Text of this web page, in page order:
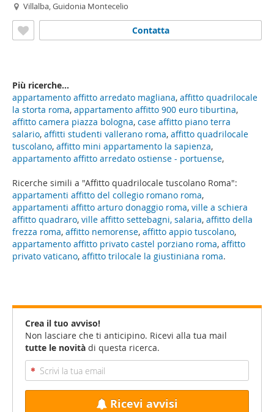
Ricerche simili a "Affitto quadrilocale tuscolano Roma":
appartamenti affitto del collegio romano roma,
appartamenti affitto arturo donaggio roma, ville a schiera
affitto quadraro, ville affitto settebagni, salaria, affitto della
frezza roma, affitto nemorense, affitto appio tuscolano,
appartamento affitto privato castel porziano roma, affitto
privato vaticano, affitto trilocale la giustiniana roma.
Villalba, Guidonia Montecelio
Contatta
Più ricerche...
appartamento affitto arredato magliana, affitto quadrilocale
la storta roma, appartamento affitto 900 euro tiburtina,
affitto camera piazza bologna, case affitto piano terra
salario, affitti studenti vallerano roma, affitto quadrilocale
tuscolano, affitto mini appartamento la sapienza,
appartamento affitto arredato ostiense - portuense,
Crea il tuo avviso!
Non lasciare che ti anticipino. Ricevi alla tua mail
tutte le novità di questa ricerca.
Ricevi avvisi